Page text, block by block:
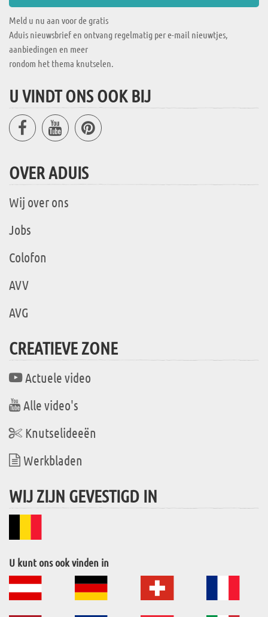
Meld u nu aan voor de gratis
Aduis nieuwsbrief en ontvang regelmatig per e-mail nieuwtjes,
aanbiedingen en meer
rondom het thema knutselen.
U VINDT ONS OOK BIJ
OVER ADUIS
Wij over ons
Jobs
Colofon
AVV
AVG
CREATIEVE ZONE
Actuele video
Alle video's
Knutselideeën
Werkbladen
WIJ ZIJN GEVESTIGD IN
U kunt ons ook vinden in